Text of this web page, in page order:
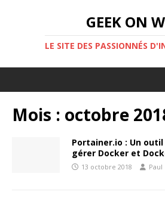
GEEK ON
LE SITE DES PASSIONNÉS
Mois : octobre
Portainer.io : Un
gérer Docker et
13 octobre 2018 Paul